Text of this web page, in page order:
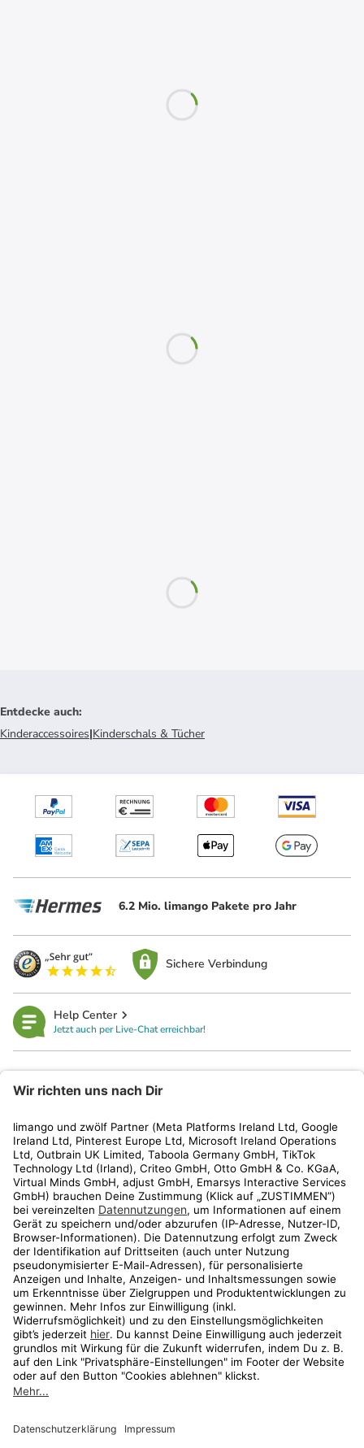
Entdecke auch:
Kinderaccessoires|Kinderschals & Tücher
6.2 Mio. limango Pakete pro Jahr
Sichere Verbindung
Help Center
Jetzt auch per Live-Chat erreichbar!
Kundenservice
Shop
Aktionen
Travel